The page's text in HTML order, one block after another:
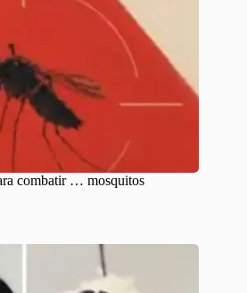
combatir … mosquitos